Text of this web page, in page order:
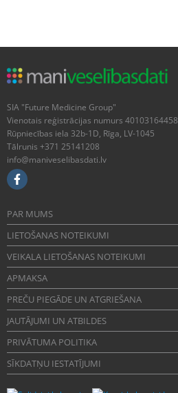
SIA "Future Medicine Group"
Vienotais reģistrācijas numurs 40103164458
Rūpniecības iela 32b-1D, Rīga, LV-1045
Tālrunis +371 25141208
info@maniveselibasdati.lv
PAR MUMS
LIETOŠANAS NOTEIKUMI
VEIKALA LIETOŠANAS NOTEIKUMI
APMAKSA
PREČU PIEGĀDE UN ATGRIEŠANA
JAUTĀJUMI UN ATBILDES
PRIVĀTUMA POLITIKA
SĪKDATŅU IESTATĪJUMI